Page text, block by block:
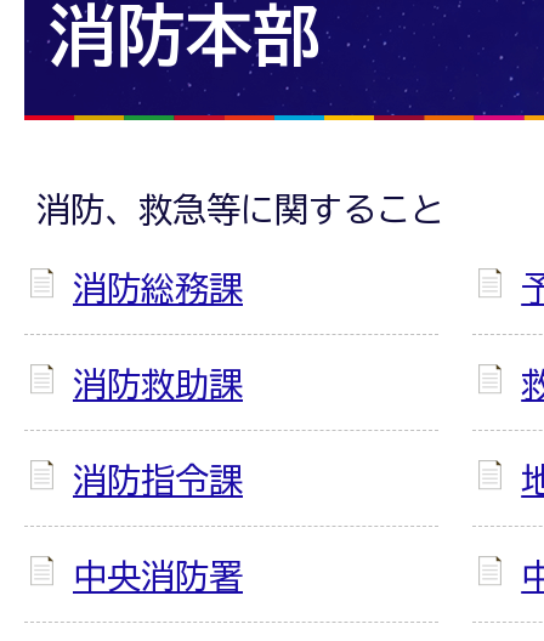
消防本部
消防、救急等に関すること
消防総務課
消防救助課
消防指令課
中央消防署